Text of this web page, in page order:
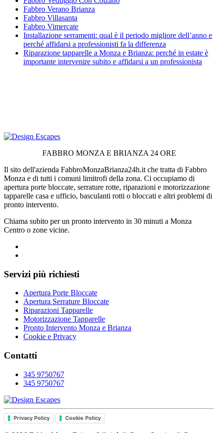
Fabbro Verano Brianza
Fabbro Villasanta
Fabbro Vimercate
Installazione serramenti: qual è il periodo migliore dell’anno e
perché affidarsi a professionisti fa la differenza
Riparazione tapparelle a Monza e Brianza: perché in estate è
importante intervenire subito e affidarsi a un professionista
FABBRO MONZA E BRIANZA 24 ORE
Il sito dell'azienda FabbroMonzaBrianza24h.it che tratta di Fabbro
Monza e di tutti i comuni limitrofi della zona. Ci occupiamo di
apertura porte bloccate, serrature rotte, riparazioni e motorizzazione
tapparelle casa e ufficio, basculanti rotti o bloccati e altri problemi di
pronto intervento.
Chiama subito per un pronto intervento in 30 minuti a Monza
Centro o zone vicine.
Servizi più richiesti
Apertura Porte Bloccate
Apertura Serrature Bloccate
Riparazioni Tapparelle
Motorizzazione Tapparelle
Pronto Intervento Monza e Brianza
Cookie e Privacy
Contatti
345 9750767
345 9750767
Privacy Policy Cookie Policy